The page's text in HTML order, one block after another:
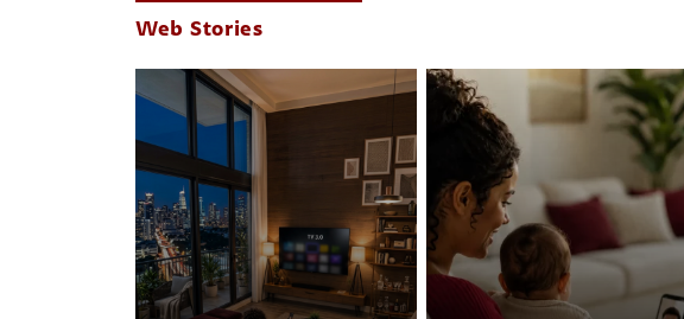
Web Stories